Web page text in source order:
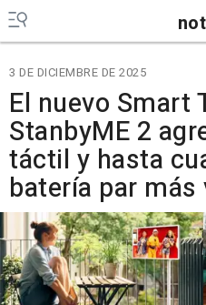
3 DE DICIEMBRE DE 2025
El nuevo Smart
StanbyME 2
táctil y hasta
batería par